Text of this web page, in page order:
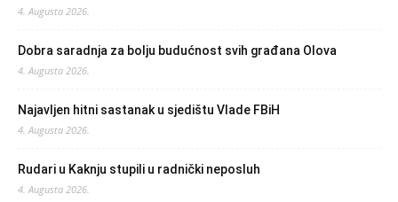
4. Augusta 2026.
Dobra saradnja za bolju budućnost svih građana Olova
4. Augusta 2026.
Najavljen hitni sastanak u sjedištu Vlade FBiH
4. Augusta 2026.
Rudari u Kaknju stupili u radnički neposluh
4. Augusta 2026.